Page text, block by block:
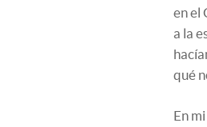
en el
a la
qué
En